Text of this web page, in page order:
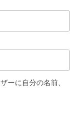
ーに自分の名前、